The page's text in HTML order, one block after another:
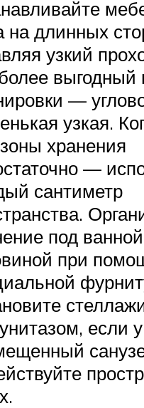
на длинных
узкий
выгодный
—
узкая.
хранения
—
сантиметр
под
при
если